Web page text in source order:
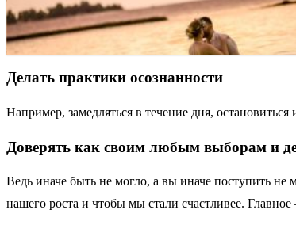
Делать практики осознанности
Например, замедляться в течение дня,
Доверять как своим любым выборам и
Ведь иначе быть не могло, а вы иначе поступить не
нашего роста и чтобы мы стали счастливее.